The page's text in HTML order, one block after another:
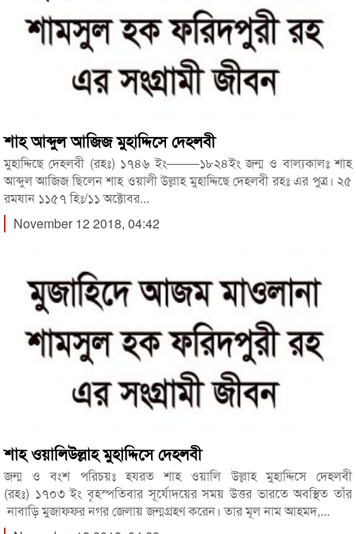
শাহ আব্দুল আজিজ মুহাদ্দিসে দেহলবী
মুহাদ্দিছে দেহলবী (রহঃ) ১৭৪৬ ইং——–১৮২৪ইং জন্ম ও বাল্যকালঃ শাহ
আব্দুল আজিজ ছিলেন শাহ ওয়ালী উল্লাহ মুহাদ্দিছে দেহলবী রহঃ এর পুত্র। ২৫
রমযান ১১৫৭ হিঃ/১১ অক্টোবর...
November 12 2018, 04:42
শাহ ওয়ালিউল্লাহ মুহাদ্দিসে দেহলবী
জন্ম ও বংশ পরিচয়ঃ হযরত শাহ ওয়ালি উল্লাহ মুহাদ্দিসে দেহলবী
(রহঃ) ১৭০৩ ইং বৃহস্পতিবার সূর্যোদয়ের সময় উত্তর ভারতে অবস্থিত তাঁর
নাবাড়ি মুজাফ্ফর নগর জেলায় জন্মগ্রহণ করেন। তার মূল নাম আহমদ,...